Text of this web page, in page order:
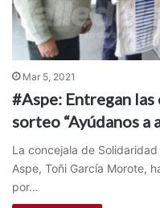
Mar 5, 2021
#Aspe: Entregan
sorteo “Ayúdanos a
La concejala de
Aspe, Toñi García Morote,
por…